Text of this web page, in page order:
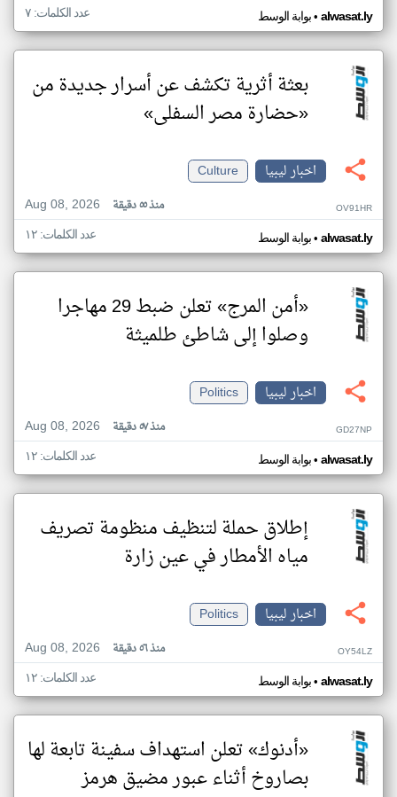
بوابة الوسط• alwasat.ly عدد الكلمات: ٧
بعثة أثرية تكشف عن أسرار جديدة من
«حضارة مصر السفلى»
اخبار ليبيا
Culture
Aug 08, 2026
منذ ٥٥ دقيقة OV91HR
بوابة الوسط• alwasat.ly عدد الكلمات: ١٢
«أمن المرج» تعلن ضبط 29 مهاجرا
وصلوا إلى شاطئ طلميثة
اخبار ليبيا
Politics
Aug 08, 2026
منذ ٥٧ دقيقة GD27NP
بوابة الوسط• alwasat.ly عدد الكلمات: ١٢
إطلاق حملة لتنظيف منظومة تصريف
مياه الأمطار في عين زارة
اخبار ليبيا
Politics
Aug 08, 2026
منذ ٥٦ دقيقة OY54LZ
بوابة الوسط• alwasat.ly عدد الكلمات: ١٢
«أدنوك» تعلن استهداف سفينة تابعة لها
بصاروخ أثناء عبور مضيق هرمز